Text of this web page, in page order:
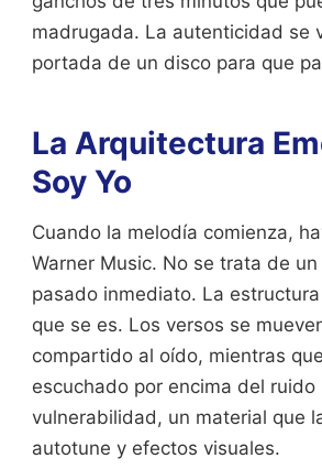
madrugada. La autenticidad se
portada de un disco para que
La Arquitectura
Soy Yo
Cuando la melodía comienza,
Warner Music. No se trata de
pasado inmediato. La
que se es. Los versos se
compartido al oído, mientras
escuchado por encima del
vulnerabilidad, un material que
autotune y efectos visuales.